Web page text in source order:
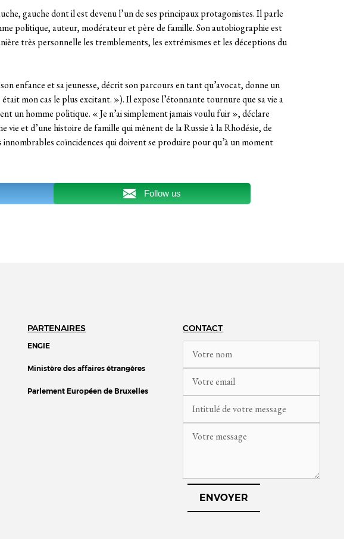
gauche dont il est devenu l’un de ses principaux protagonistes. Il parle
politique, auteur, modérateur et père de famille. Son autobiographie est
très personnelle les tremblements, les extrémismes et les déceptions du
enfance et sa jeunesse, décrit son parcours en tant qu’avocat, donne un
mon cas le plus excitant. »). Il expose l’étonnante tournure que sa vie a
un homme politique. « Je n’ai simplement jamais voulu fuir », déclare
vie et d’une histoire de famille qui mènent de la Russie à la Rhodésie, de
coïncidences qui doivent se produire pour qu’à un moment
Follow us
PARTENAIRES
ENGIE
Ministère des affaires étrangères
Parlement Européen de Bruxelles
CONTACT